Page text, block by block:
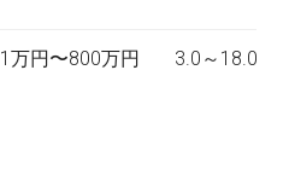
1万円〜800万円 3.0～18.0％